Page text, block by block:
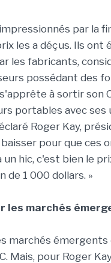
par la
les a déçus. Ils ont
les fabricants,
possédant des
à sortir son
portables avec
Roger Kay,
pour que ces
hic, c'est bien le
de 1 000 dollars. »
les marchés
marchés
Mais, pour Roger